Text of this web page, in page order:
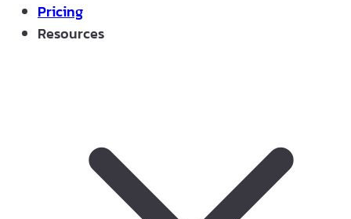
Pricing
Resources